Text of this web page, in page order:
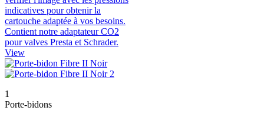
indicatives pour obtenir la
cartouche adaptée à vos besoins.
Contient notre adaptateur CO2
pour valves Presta et Schrader.
View
1
Porte-bidons